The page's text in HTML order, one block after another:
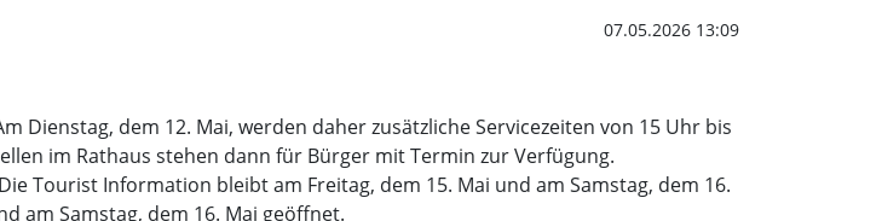
07.05.2026 13:09
Dienstag, dem 12. Mai, werden daher zusätzliche Servicezeiten von 15 Uhr bis
im Rathaus stehen dann für Bürger mit Termin zur Verfügung.
Tourist Information bleibt am Freitag, dem 15. Mai und am Samstag, dem 16.
am Samstag, dem 16. Mai geöffnet.